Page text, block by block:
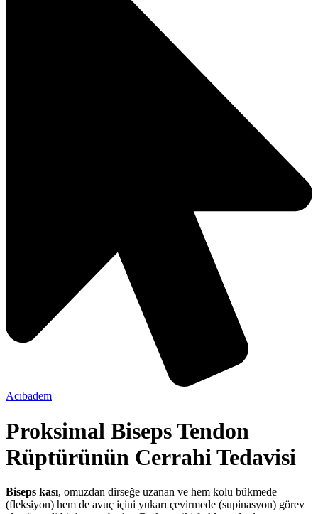
Acıbadem
Proksimal Biseps Tendon
Rüptürünün Cerrahi Tedavisi
Biseps kası, omuzdan dirseğe uzanan ve hem kolu bükmede
(fleksiyon) hem de avuç içini yukarı çevirmede (supinasyon) görev